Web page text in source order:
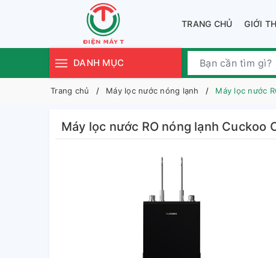
TRANG CHỦ GIỚI
DANH MỤC
Trang chủ Máy lọc nước nóng lạnh Máy lọc nước
Máy lọc nước RO nóng lạnh Cuckoo